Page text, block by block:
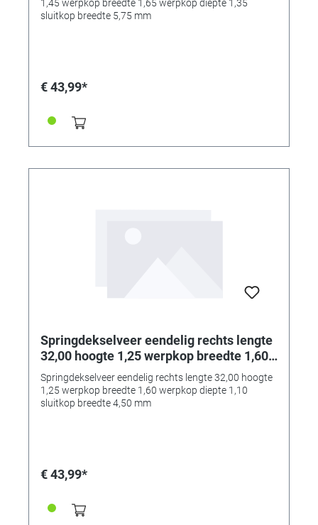
1,45 werpkop breedte 1,65 werpkop diepte 1,35
sluitkop breedte 5,75 mm
€ 43,99*
Springdekselveer eendelig rechts lengte
32,00 hoogte 1,25 werpkop breedte 1,60
werpkop diepte 1,10 sluitkop breedte
4,50 mm
Springdekselveer eendelig rechts lengte 32,00 hoogte
1,25 werpkop breedte 1,60 werpkop diepte 1,10
sluitkop breedte 4,50 mm
€ 43,99*